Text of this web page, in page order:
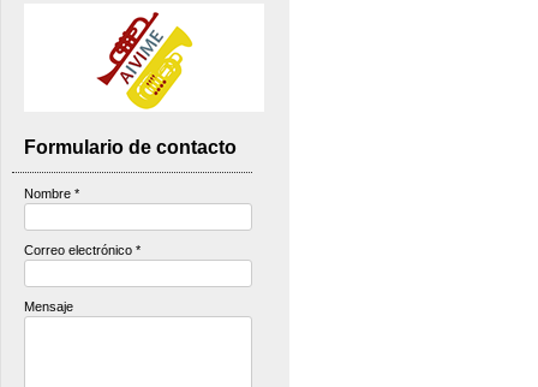
Formulario de contacto
Nombre *
Correo electrónico *
Mensaje